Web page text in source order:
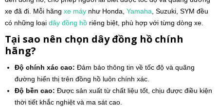
xe đã đi. Mỗi hãng xe máy như Honda, Yamaha, Suzuki, SYM đều
có những loại dây đồng hồ riêng biệt, phù hợp với từng dòng xe.
Tại sao nên chọn dây đồng hồ chính
hãng?
Độ chính xác cao: Đảm bảo thông tin về tốc độ và quãng
đường hiển thị trên đồng hồ luôn chính xác.
Độ bền cao: Được sản xuất từ chất liệu tốt, chịu được điều kiện
thời tiết khắc nghiệt và ma sát cao.